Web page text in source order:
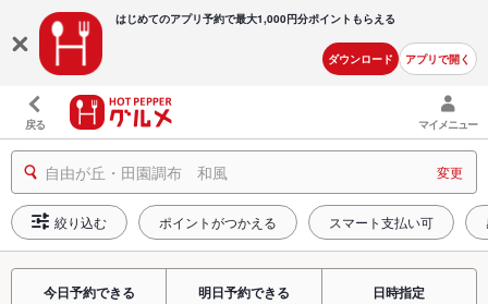
はじめてのアプリ予約で最大1,000円分ポイントもらえる
ダウンロード アプリで開く
戻る マイメニュー
自由が丘・田園調布 和風 変更
絞り込む ポイントがつかえる スマート支払い可
今日予約できる 明日予約できる 日時指定